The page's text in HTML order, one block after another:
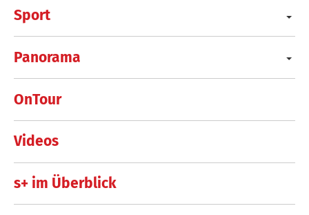
Sport
Panorama
OnTour
Videos
s+ im Überblick